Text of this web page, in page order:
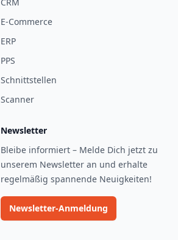
E-Commerce
ERP
PPS
Schnittstellen
Scanner
Newsletter
Bleibe informiert – Melde Dich jetzt zu
unserem Newsletter an und erhalte
regelmäßig spannende Neuigkeiten!
Newsletter-Anmeldung